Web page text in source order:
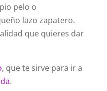
pelo o
lazo zapatero.
que quieres dar
, que te sirve para ir a
.